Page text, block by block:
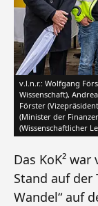
v.l.n.r.: Wolfgang
Wissenschaft),
Förster
(Minister der
(Wissenschaftlicher
Das KoK²
Stand auf der
Wandel“ auf